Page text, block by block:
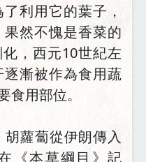
利用它的葉子，
然不愧是香菜的
，西元10世紀左
漸被作為食用蔬
食用部位。
蘿蔔從伊朗傳入
《本草綱目》記